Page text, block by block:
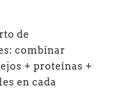
de
combinar
+ proteínas +
en cada